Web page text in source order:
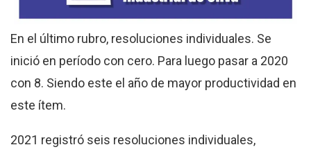
En el último rubro, resoluciones individuales. Se
inició en período con cero. Para luego pasar a 2020
con 8. Siendo este el año de mayor productividad en
este ítem.
2021 registró seis resoluciones individuales,